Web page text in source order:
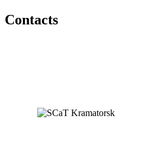
Contacts